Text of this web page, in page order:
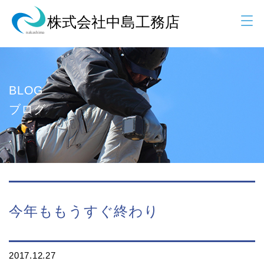
BLOG
ブログ
今年ももうすぐ終わり
2017.12.27